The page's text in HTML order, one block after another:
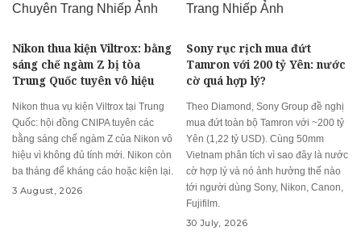
Nikon thua kiện Viltrox: bằng
sáng chế ngàm Z bị tòa
Trung Quốc tuyên vô hiệu
Nikon thua vụ kiện Viltrox tại Trung
Quốc: hội đồng CNIPA tuyên các
bằng sáng chế ngàm Z của Nikon vô
hiệu vì không đủ tính mới. Nikon còn
ba tháng để kháng cáo hoặc kiện lại.
3 August, 2026
Sony rục rịch mua đứt
Tamron với 200 tỷ Yên: nước
cờ quá hợp lý?
Theo Diamond, Sony Group đề nghị
mua đứt toàn bộ Tamron với ~200 tỷ
Yên (1,22 tỷ USD). Cùng 50mm
Vietnam phân tích vì sao đây là nước
cờ hợp lý và nó ảnh hưởng thế nào
tới người dùng Sony, Nikon, Canon,
Fujifilm.
30 July, 2026